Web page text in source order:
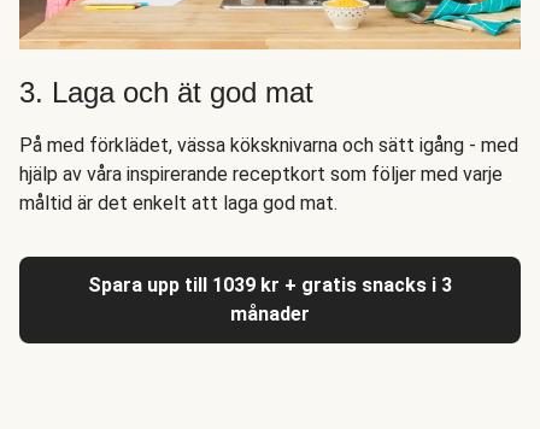
3. Laga och ät god mat
På med förklädet, vässa köksknivarna och sätt igång - med
hjälp av våra inspirerande receptkort som följer med varje
måltid är det enkelt att laga god mat.
Spara upp till 1039 kr + gratis snacks i 3
månader